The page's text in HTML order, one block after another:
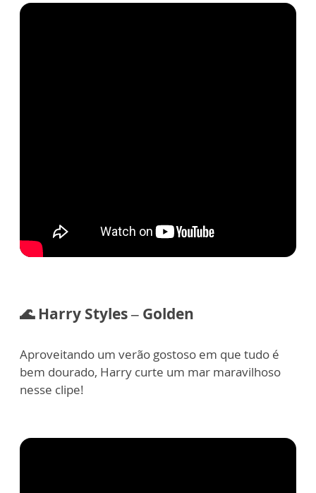
🌊 Harry Styles – Golden
Aproveitando um verão gostoso em que tudo é
bem dourado, Harry curte um mar maravilhoso
nesse clipe!